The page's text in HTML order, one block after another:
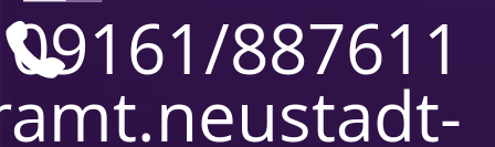
09161/887611